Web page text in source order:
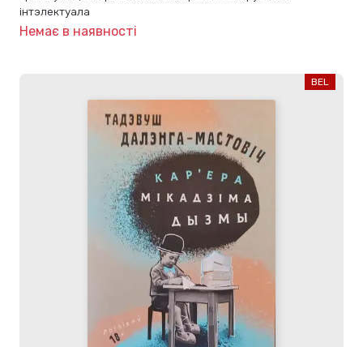
інтэлектуала
Немає в наявності
BEL